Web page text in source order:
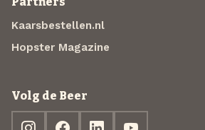
Kaarsbestellen.nl
Hopster Magazine
Volg de Beer